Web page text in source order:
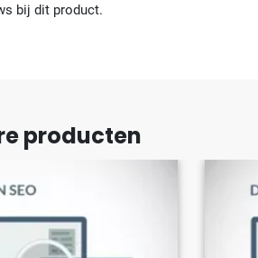
bij dit product.
producten